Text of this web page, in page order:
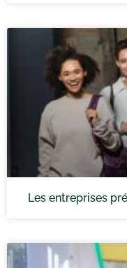
Les entreprises